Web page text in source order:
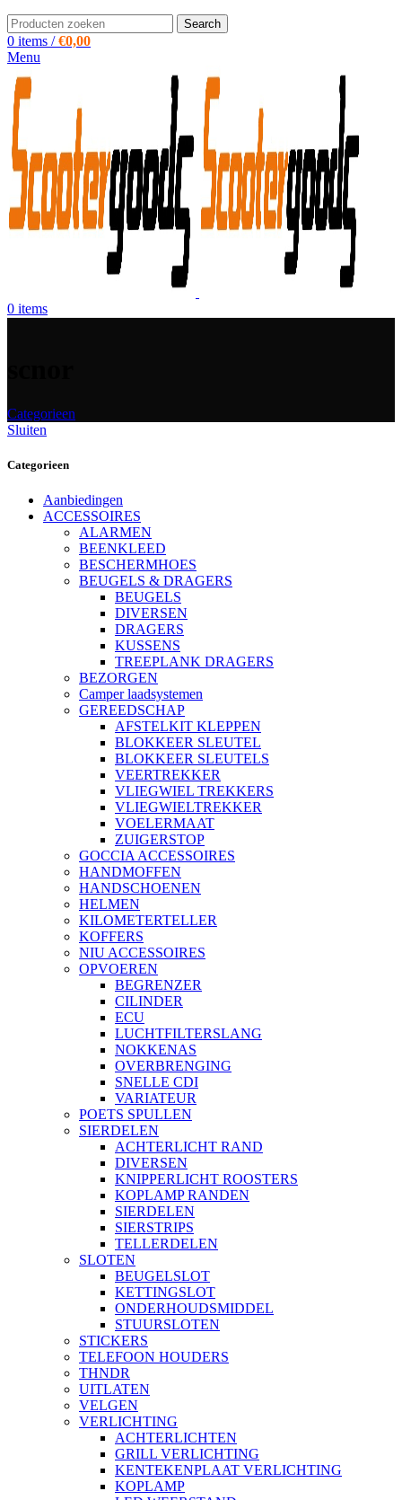
Search
0 items / €0,00
Menu
0 items
Categorieen
Sluiten
Categorieen
Aanbiedingen
ACCESSOIRES
ALARMEN
BEENKLEED
BESCHERMHOES
BEUGELS & DRAGERS
BEUGELS
DIVERSEN
DRAGERS
KUSSENS
TREEPLANK DRAGERS
BEZORGEN
Camper laadsystemen
GEREEDSCHAP
AFSTELKIT KLEPPEN
BLOKKEER SLEUTEL
BLOKKEER SLEUTELS
VEERTREKKER
VLIEGWIEL TREKKERS
VLIEGWIELTREKKER
VOELERMAAT
ZUIGERSTOP
GOCCIA ACCESSOIRES
HANDMOFFEN
HANDSCHOENEN
HELMEN
KILOMETERTELLER
KOFFERS
NIU ACCESSOIRES
OPVOEREN
BEGRENZER
CILINDER
ECU
LUCHTFILTERSLANG
NOKKENAS
OVERBRENGING
SNELLE CDI
VARIATEUR
POETS SPULLEN
SIERDELEN
ACHTERLICHT RAND
DIVERSEN
KNIPPERLICHT ROOSTERS
KOPLAMP RANDEN
SIERDELEN
SIERSTRIPS
TELLERDELEN
SLOTEN
BEUGELSLOT
KETTINGSLOT
ONDERHOUDSMIDDEL
STUURSLOTEN
STICKERS
TELEFOON HOUDERS
THNDR
UITLATEN
VELGEN
VERLICHTING
ACHTERLICHTEN
GRILL VERLICHTING
KENTEKENPLAAT VERLICHTING
KOPLAMP